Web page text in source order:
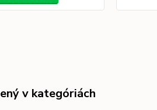
v kategóriách